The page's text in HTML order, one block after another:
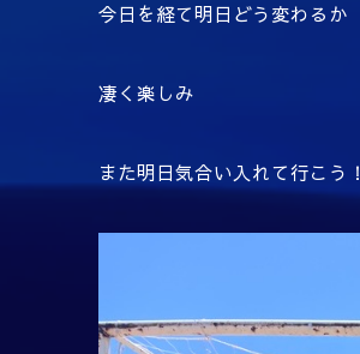
今日を経て明日どう変わるか
凄く楽しみ
また明日気合い入れて行こう！